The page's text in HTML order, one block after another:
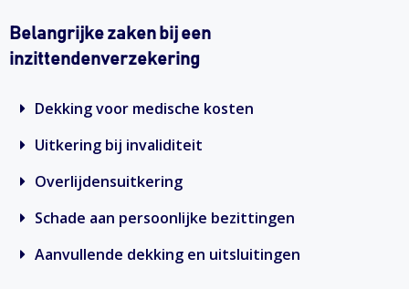
Belangrijke zaken bij een
inzittendenverzekering
Dekking voor medische kosten
Uitkering bij invaliditeit
Overlijdensuitkering
Schade aan persoonlijke bezittingen
Aanvullende dekking en uitsluitingen